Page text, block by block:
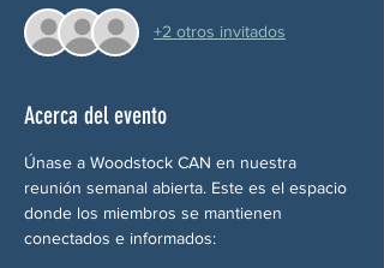
+2 otros invitados
Acerca del evento
Únase a Woodstock CAN en nuestra
reunión semanal abierta. Este es el espacio
donde los miembros se mantienen
conectados e informados: